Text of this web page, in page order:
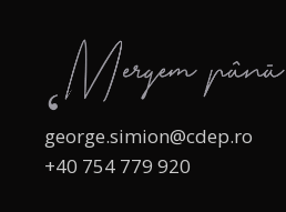
george.simion@cdep.ro
+40 754 779 920